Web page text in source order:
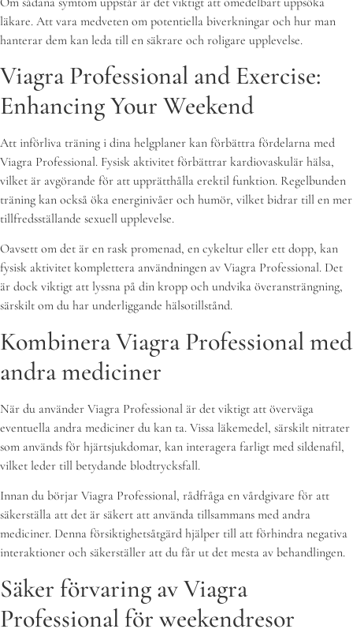
läkare. Att vara medveten om potentiella biverkningar och hur man
hanterar dem kan leda till en säkrare och roligare upplevelse.
Viagra Professional and Exercise:
Enhancing Your Weekend
Att införliva träning i dina helgplaner kan förbättra fördelarna med
Viagra Professional. Fysisk aktivitet förbättrar kardiovaskulär hälsa,
vilket är avgörande för att upprätthålla erektil funktion. Regelbunden
träning kan också öka energinivåer och humör, vilket bidrar till en mer
tillfredsställande sexuell upplevelse.
Oavsett om det är en rask promenad, en cykeltur eller ett dopp, kan
fysisk aktivitet komplettera användningen av Viagra Professional. Det
är dock viktigt att lyssna på din kropp och undvika överansträngning,
särskilt om du har underliggande hälsotillstånd.
Kombinera Viagra Professional med
andra mediciner
När du använder Viagra Professional är det viktigt att överväga
eventuella andra mediciner du kan ta. Vissa läkemedel, särskilt nitrater
som används för hjärtsjukdomar, kan interagera farligt med sildenafil,
vilket leder till betydande blodtrycksfall.
Innan du börjar Viagra Professional, rådfråga en vårdgivare för att
säkerställa att det är säkert att använda tillsammans med andra
mediciner. Denna försiktighetsåtgärd hjälper till att förhindra negativa
interaktioner och säkerställer att du får ut det mesta av behandlingen.
Säker förvaring av Viagra
Professional för weekendresor